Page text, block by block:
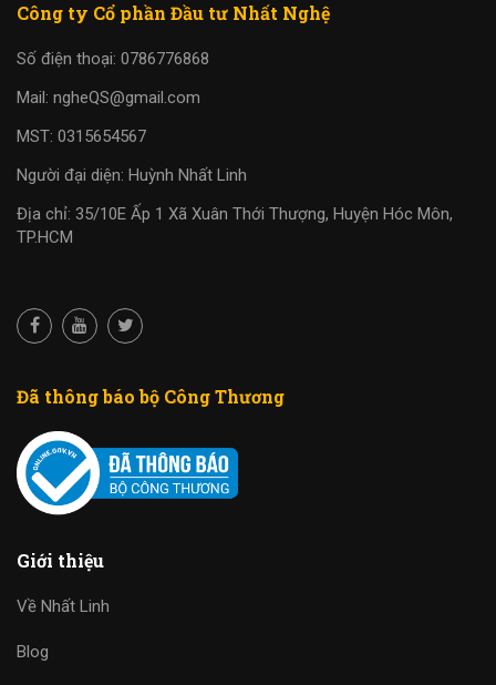
Công ty Cổ phần Đầu tư Nhất Nghệ
Số điện thoại: 0786776868
Mail: ngheQS@gmail.com
MST: 0315654567
Người đại diện: Huỳnh Nhất Linh
Địa chỉ: 35/10E Ấp 1 Xã Xuân Thới Thượng, Huyện Hóc Môn,
TP.HCM
Đã thông báo bộ Công Thương
Giới thiệu
Về Nhất Linh
Blog